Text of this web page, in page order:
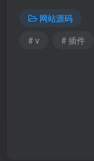
网站源码
# v
# 插件